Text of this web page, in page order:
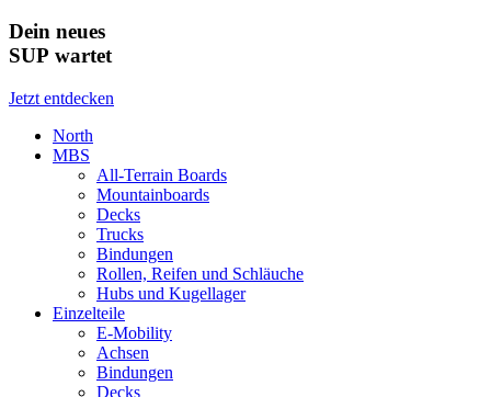
Dein neues
SUP wartet
Jetzt entdecken
North
MBS
All-Terrain Boards
Mountainboards
Decks
Trucks
Bindungen
Rollen, Reifen und Schläuche
Hubs und Kugellager
Einzelteile
E-Mobility
Achsen
Bindungen
Decks